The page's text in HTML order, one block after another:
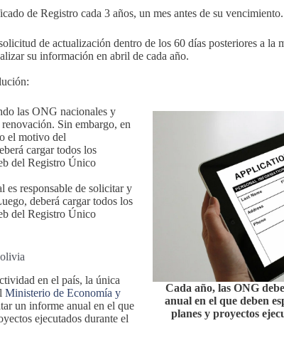
de Registro cada 3 años, un mes antes de su vencimiento.
de actualización dentro de los 60 días posteriores a la
su información en abril de cada año.
Cada año, las ONG
anual en el que deben
planes y proyectos
las ONG nacionales y
Sin embargo, en
el motivo del
cargar todos los
del Registro Único
es responsable de solicitar y
deberá cargar todos los
del Registro Único
en el país, la única
Ministerio de Economía y
un informe anual en el que
ejecutados durante el